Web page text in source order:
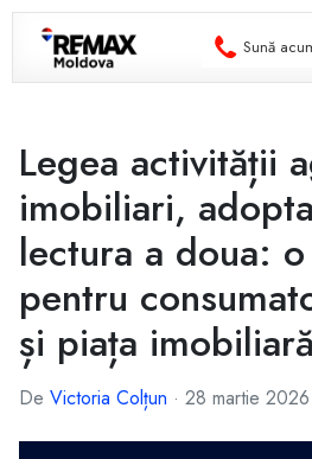
Sună
Legea activității
imobiliari,
lectura a doua:
pentru
și piața imobiliară
De Victoria Colțun · 28 martie 2026